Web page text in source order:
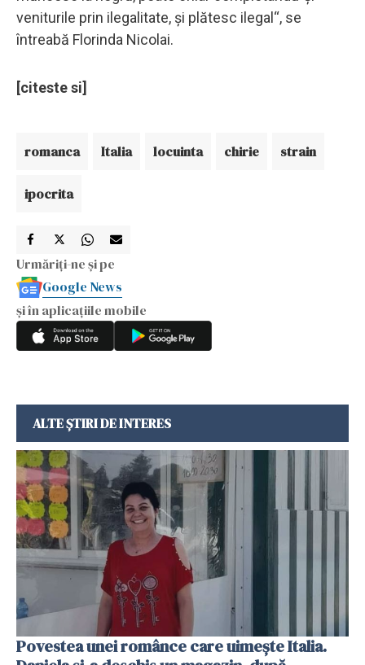
veniturile prin ilegalitate, și plătesc ilegal“, se
întreabă Florinda Nicolai.
[citeste si]
romanca Italia locuinta chirie strain
ipocrita
Urmăriți-ne și pe
Google News
și în aplicațiile mobile
ALTE ȘTIRI DE INTERES
Povestea unei românce care uimește Italia.